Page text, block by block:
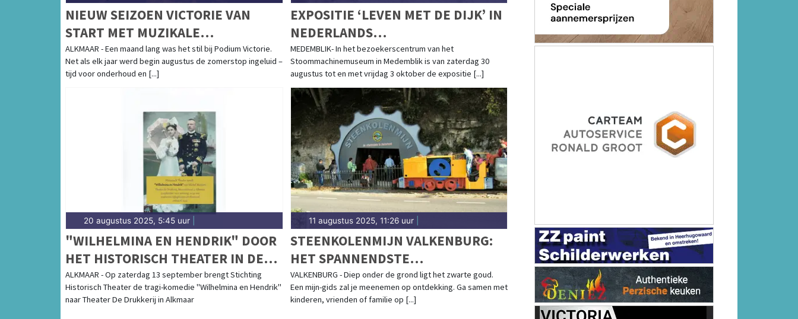
NIEUW SEIZOEN VICTORIE VAN
START MET MUZIKALE
ONTDEKKINGSREIS
ALKMAAR - Een maand lang was het stil bij Podium Victorie.
Net als elk jaar werd begin augustus de zomerstop ingeluid –
tijd voor onderhoud en [...]
EXPOSITIE ‘LEVEN MET DE DIJK’ IN
NEDERLANDS
STOOMMACHINEMUSEUM
MEDEMBLIK- In het bezoekerscentrum van het
Stoommachinemuseum in Medemblik is van zaterdag 30
augustus tot en met vrijdag 3 oktober de expositie [...]
20 augustus 2025, 5:45 uur
"WILHELMINA EN HENDRIK" DOOR
HET HISTORISCH THEATER IN DE
DRUKKERIJ
ALKMAAR - Op zaterdag 13 september brengt Stichting
Historisch Theater de tragi-komedie "Wilhelmina en Hendrik"
naar Theater De Drukkerij in Alkmaar
11 augustus 2025, 11:26 uur|
STEENKOLENMIJN VALKENBURG:
HET SPANNENDSTE
ONDERGRONDSE DAGJE UIT IN
VALKENBURG
VALKENBURG - Diep onder de grond ligt het zwarte goud.
Een mijn-gids zal je meenemen op ontdekking. Ga samen met
kinderen, vrienden of familie op [...]